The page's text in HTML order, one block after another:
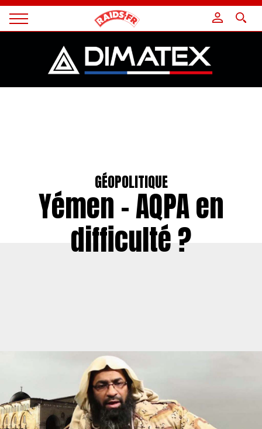
Magazine
GÉOPOLITIQUE
Yémen – AQPA en
difficulté ?
Panneau de gestion des cookies